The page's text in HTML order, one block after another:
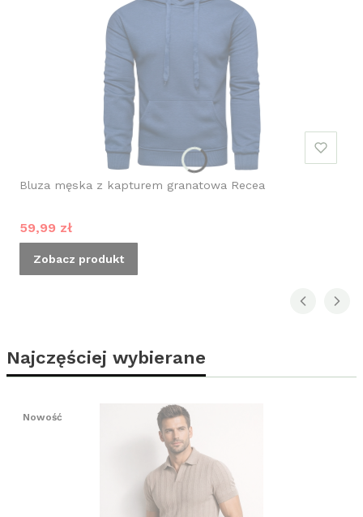
Bluza męska z kapturem granatowa Recea
Cena promocyjna
59,99 zł
Zobacz produkt
Najczęściej wybierane
Nowość